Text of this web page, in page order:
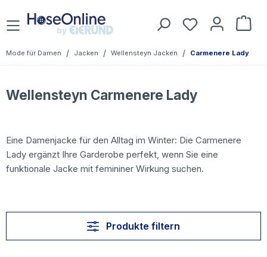
Zum Hauptinhalt springen Du hast 0
Mode für Damen / Jacken / Wellensteyn Jacken / Carmenere Lady
Wellensteyn Carmenere Lady
Eine Damenjacke für den Alltag im Winter: Die Carmenere
Lady ergänzt Ihre Garderobe perfekt, wenn Sie eine
funktionale Jacke mit femininer Wirkung suchen.
Produkte filtern